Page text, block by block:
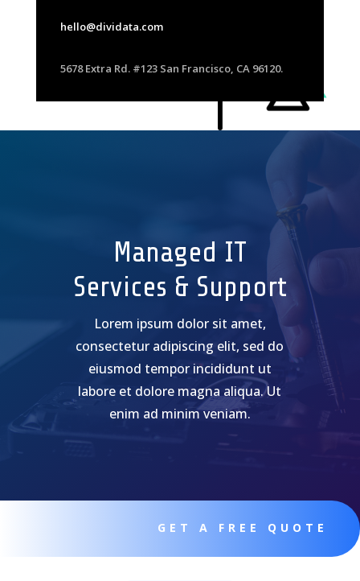
hello@dividata.com
5678 Extra Rd. #123 San Francisco, CA 96120.
Managed IT
Services & Support
Lorem ipsum dolor sit amet,
consectetur adipiscing elit, sed do
eiusmod tempor incididunt ut
labore et dolore magna aliqua. Ut
enim ad minim veniam.
GET A FREE QUOTE